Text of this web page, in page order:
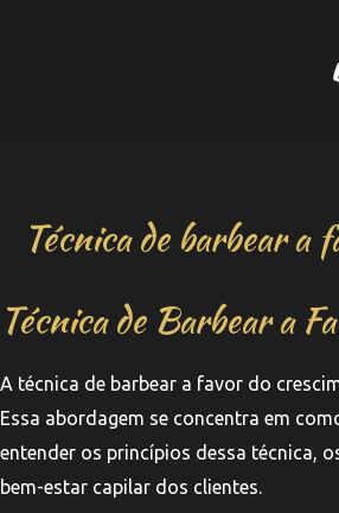
Técnica de barbear a
Técnica de Barbear a
A técnica de barbear a favor do
Essa abordagem se concentra em
entender os princípios dessa técnica,
bem-estar capilar dos clientes.